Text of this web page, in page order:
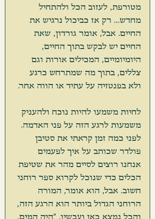
מטורפת, לעזוב הכל ולהתחיל
מחדש... רק אז כביכול נרגיש את
החיים. אבל, אומר גורדון, שאת
החיים יש לבקש בתוך החיים,
היומיומיים, המכילים אורות וגם
צללים, בתוך מה שמתרחש כרגע
ולא בפנטזיה על עתיד או הווה אחר.
לחיות משמעו להיות נוכח ולהעניק
משמעות לרגע הזה על פני האדמה.
לפני כמה זמן קראתי את סטיבן
פולדר שכותב על איך לפעמים
אנחנו רוצים לסיים מהר את שטיפת
הכלים כדי שנוכל לקרוא ספר רוחני
חשוב. אבל, הוא אומר, המורה
הרוחני הגדול ביותר הוא הרגע הזה,
והכל נמצא כאן ועכשיו. "היה המים,